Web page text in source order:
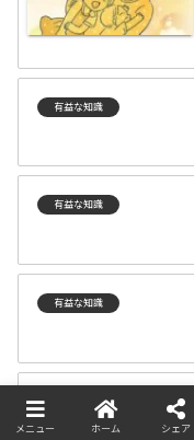
有益な知識
有益な知識
有益な知識
有益な知識
メニュー ホーム シェア